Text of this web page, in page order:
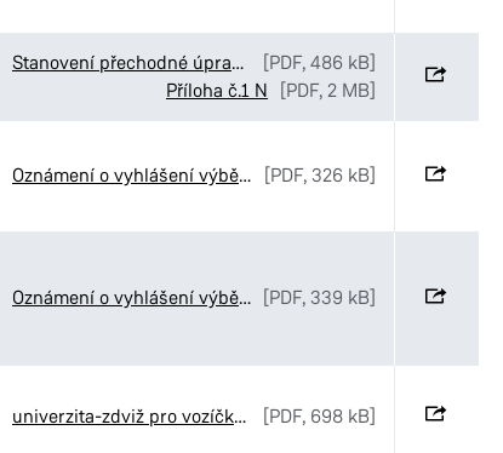
Stanovení přechodné úpravy provozu v ulici Palackého třída v Pardubicích
[PDF, 486 kB]
Příloha č.1 N
[PDF, 2 MB]
Oznámení o vyhlášení výběrového řízení č. 51-2026 [PDF, 326 kB]
Oznámení o vyhlášení výběrového řízení č. 50-2026 [PDF, 339 kB]
univerzita-zdviž pro vozíčkáře [PDF, 698 kB]